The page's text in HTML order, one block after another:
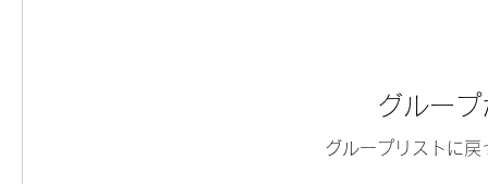
グルー
グループリストに